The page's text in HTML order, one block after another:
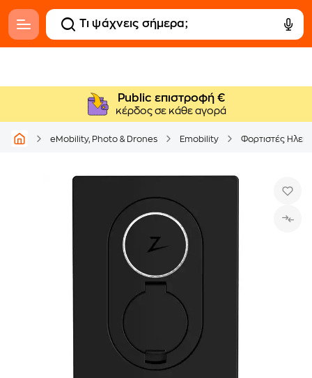
Public επιστροφή €
κέρδος σε κάθε αγορά
eMobility, Photo & Drones Emobility Φορτιστές